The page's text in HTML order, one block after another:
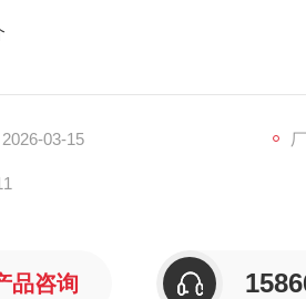
03-15
品咨询